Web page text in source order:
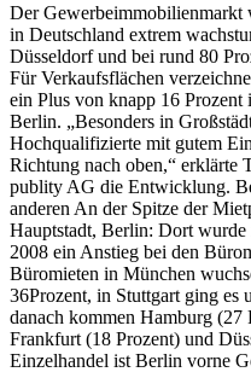
Der Gewerbeimmobilienmarkt
in Deutschland extrem
Düsseldorf und bei rund 80
Für Verkaufsflächen
ein Plus von knapp 16
Berlin. „Besonders in
Hochqualifizierte mit gutem
Richtung nach oben,“ erklärte
publity AG die Entwicklung.
anderen An der Spitze der
Hauptstadt, Berlin: Dort wurde
2008 ein Anstieg bei den
Büromieten in München
36Prozent, in Stuttgart ging es
danach kommen Hamburg
Frankfurt (18 Prozent) und
Einzelhandel ist Berlin vorne